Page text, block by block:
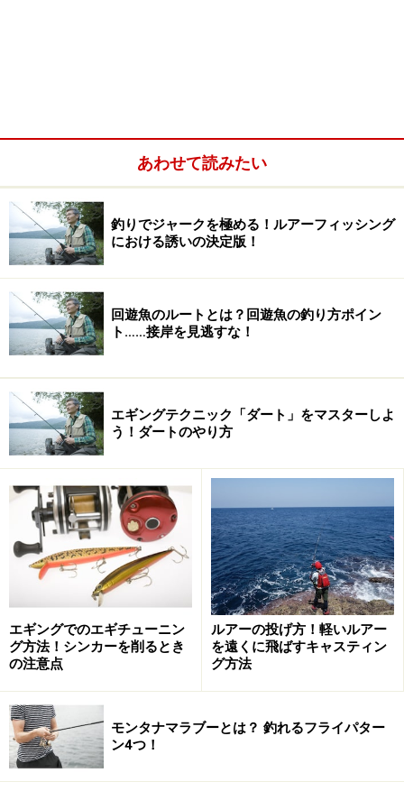
あわせて読みたい
釣りでジャークを極める！ルアーフィッシング
における誘いの決定版！
回遊魚のルートとは？回遊魚の釣り方ポイン
ト……接岸を見逃すな！
エギングテクニック「ダート」をマスターしよ
う！ダートのやり方
エギングでのエギチューニン
グ方法！シンカーを削るとき
の注意点
ルアーの投げ方！軽いルアー
を遠くに飛ばすキャスティン
グ方法
モンタナマラブーとは？ 釣れるフライパター
ン4つ！